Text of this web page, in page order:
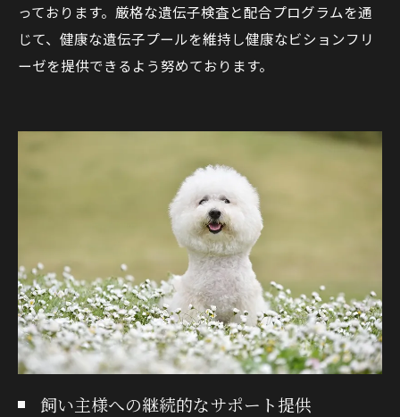
っております。厳格な遺伝子検査と配合プログラムを通
じて、健康な遺伝子プールを維持し健康なビションフリ
ーゼを提供できるよう努めております。
飼い主様への継続的なサポート提供